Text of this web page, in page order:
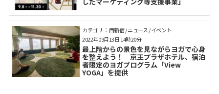
カテゴリ： 西新宿 / ニュース / イベント
最上階からの景色を見ながらヨガで心身
を整えよう！ 京王プラザホテル、宿泊
者限定のヨガプログラム「View
YOGA」を提供
2022年09月13日 14時20分